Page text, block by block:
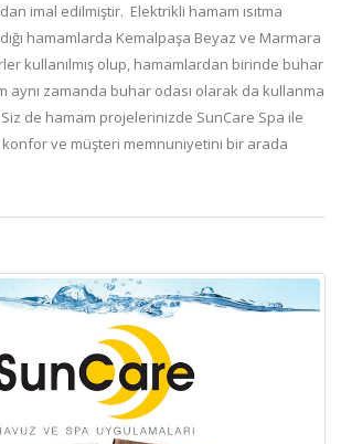
imal edilmiştir. Elektrikli hamam ısıtma
hamamlarda Kemalpaşa Beyaz ve Marmara
kullanılmış olup, hamamlardan birinde buhar
aynı zamanda buhar odası olarak da kullanma
Siz de hamam projelerinizde SunCare Spa ile
konfor ve müşteri memnuniyetini bir arada